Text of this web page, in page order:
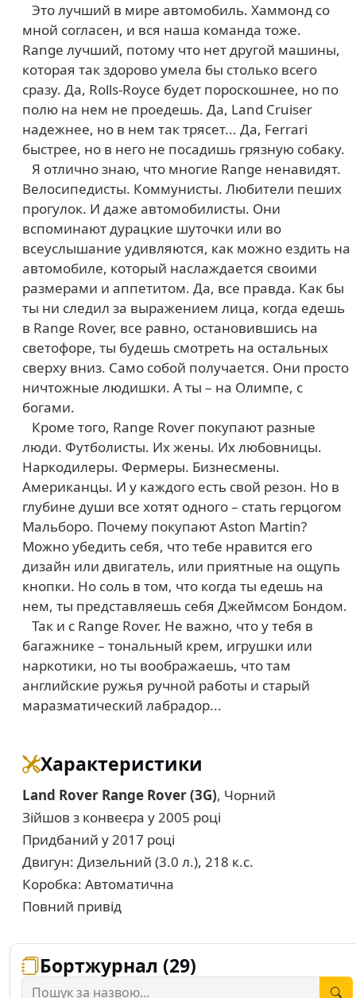
Это лучший в мире автомобиль. Хаммонд со
мной согласен, и вся наша команда тоже.
Range лучший, потому что нет другой машины,
которая так здорово умела бы столько всего
сразу. Да, Rolls-Royce будет пороскошнее, но по
полю на нем не проедешь. Да, Land Cruiser
надежнее, но в нем так трясет... Да, Ferrari
быстрее, но в него не посадишь грязную собаку.
Я отлично знаю, что многие Range ненавидят.
Велосипедисты. Коммунисты. Любители пеших
прогулок. И даже автомобилисты. Они
вспоминают дурацкие шуточки или во
всеуслышание удивляются, как можно ездить на
автомобиле, который наслаждается своими
размерами и аппетитом. Да, все правда. Как бы
ты ни следил за выражением лица, когда едешь
в Range Rover, все равно, остановившись на
светофоре, ты будешь смотреть на остальных
сверху вниз. Само собой получается. Они просто
ничтожные людишки. А ты – на Олимпе, с
богами.
Кроме того, Range Rover покупают разные
люди. Футболисты. Их жены. Их любовницы.
Нарко­диле­ры. Фермеры. Бизнесмены.
Американцы. И у каждого есть свой резон. Но в
глубине души все хотят одного – стать герцогом
Мальборо. Почему поку­пают Aston Martin?
Можно убедить себя, что тебе нравится его
дизайн или двигатель, или приятные на ощупь
кнопки. Но соль в том, что когда ты едешь на
нем, ты представляешь себя Джеймсом Бондом.
Так и с Range Rover. Не важно, что у тебя в
багажнике – тональный крем, игрушки или
наркотики, но ты воображаешь, что там
английские ружья ручной работы и старый
маразматический лабрадор...
Характеристики
Land Rover Range Rover (3G), Чорний
Зійшов з конвеєра у 2005 році
Придбаний у 2017 році
Двигун: Дизельний (3.0 л.), 218 к.с.
Коробка: Автоматична
Повний привід
Бортжурнал (29)